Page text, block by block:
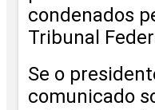
condenados
Tribunal
Se o
comunicado